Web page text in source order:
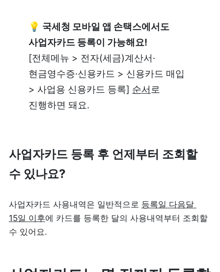
💡 국세청 모바일 앱 손택스에서도
사업자카드 등록이 가능해요!
[전체메뉴 > 전자(세금)계산서·
현금영수증·신용카드 > 신용카드 매입
> 사업용 신용카드 등록] 순서로
진행하면 돼요.
사업자카드 등록 후 언제부터 조회할
수 있나요?
사업자카드 사용내역은 일반적으로 등록일 다음달
15일 이후에 카드를 등록한 달의 사용내역부터 조회할
수 있어요.